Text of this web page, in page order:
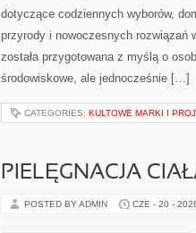
dotyczące codziennych wyborów,
przyrody i nowoczesnych rozwiązań
została przygotowana z myślą o
środowiskowe, ale jednocześnie […]
CATEGORIES: KULTOWE MARKI I
PIELĘGNACJA
POSTED BY ADMIN CZE - 20 -